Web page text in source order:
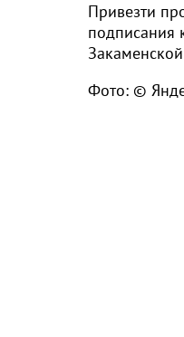
Привезти
подписания
Фото: ©